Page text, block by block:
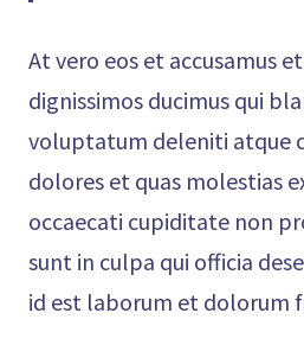
At vero eos et accusamus
dignissimos ducimus qui
voluptatum deleniti atque
dolores et quas molestias
occaecati cupiditate non
sunt in culpa qui officia
id est laborum et dolorum